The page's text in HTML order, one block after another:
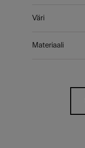
Väri
Materiaali